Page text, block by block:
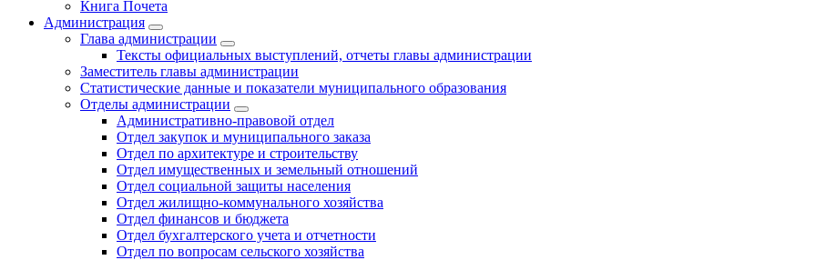
Книга Почета
Администрация
Глава администрации
Тексты официальных выступлений, отчеты главы администрации
Заместитель главы администрации
Статистические данные и показатели муниципального образования
Отделы администрации
Административно-правовой отдел
Отдел закупок и муниципального заказа
Отдел по архитектуре и строительству
Отдел имущественных и земельный отношений
Отдел социальной защиты населения
Отдел жилищно-коммунального хозяйства
Отдел финансов и бюджета
Отдел бухгалтерского учета и отчетности
Отдел по вопросам сельского хозяйства